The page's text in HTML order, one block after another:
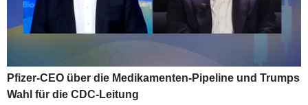
Pfizer-CEO über die Medikamenten-Pipeline und Trumps
Wahl für die CDC-Leitung